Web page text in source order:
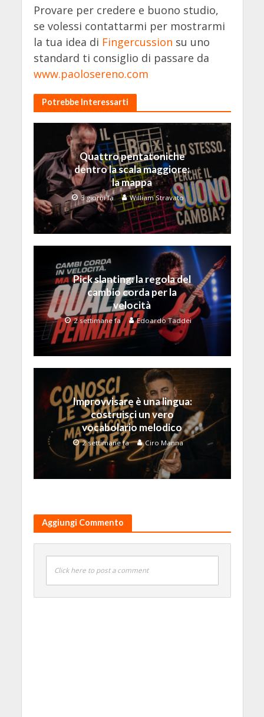
Provare per credere e buono studio,
se volessi contattarmi per mostrarmi
la tua idea di Fingercussion su uno
standard ti consiglio di passare da
www.paolosereno.com
Potrebbe Interessarti
Quattro pentatoniche
dentro la scala maggiore:
la mappa
3 giorni fa William Stravato
Pick slanting: la regola del
cambio corda per la
velocità
2 settimane fa Edoardo Taddei
Improvvisare è una lingua:
costruisci un vero
vocabolario melodico
2 settimane fa Ciro Manna
Aggiungi Commento
Click here to post a comment